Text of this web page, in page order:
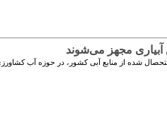
آب استحصال شده از منابع آبی کشور، در حوزه آب